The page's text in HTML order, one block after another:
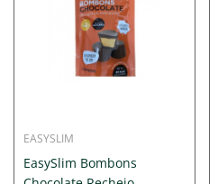
EASYSLIM
EasySlim Bombons